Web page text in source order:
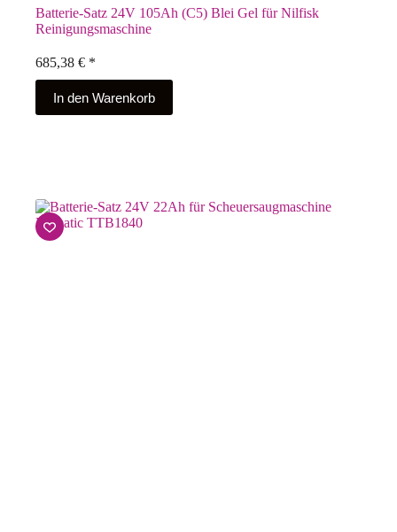
Batterie-Satz 24V 105Ah (C5) Blei Gel für Nilfisk
Reinigungsmaschine
685,38 € *
In den Warenkorb